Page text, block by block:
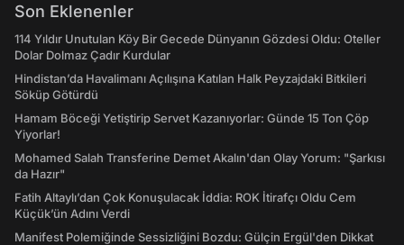
Son Eklenenler
114 Yıldır Unutulan Köy Bir Gecede Dünyanın Gözdesi Oldu: Oteller
Dolar Dolmaz Çadır Kurdular
Hindistan’da Havalimanı Açılışına Katılan Halk Peyzajdaki Bitkileri
Söküp Götürdü
Hamam Böceği Yetiştirip Servet Kazanıyorlar: Günde 15 Ton Çöp
Yiyorlar!
Mohamed Salah Transferine Demet Akalın'dan Olay Yorum: "Şarkısı
da Hazır"
Fatih Altaylı’dan Çok Konuşulacak İddia: ROK İtirafçı Oldu Cem
Küçük’ün Adını Verdi
Manifest Polemiğinde Sessizliğini Bozdu: Gülçin Ergül'den Dikkat